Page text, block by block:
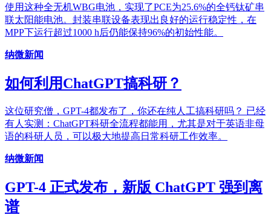
使用这种全无机WBG电池，实现了PCE为25.6%的全钙钛矿串
联太阳能电池。封装串联设备表现出良好的运行稳定性，在
MPP下运行超过1000 h后仍能保持96%的初始性能。
纳微新闻
如何利用ChatGPT搞科研？
这位研究僧，GPT-4都发布了，你还在纯人工搞科研吗？ 已经
有人实测：ChatGPT科研全流程都能用，尤其是对于英语非母
语的科研人员，可以极大地提高日常科研工作效率。
纳微新闻
GPT-4 正式发布，新版 ChatGPT 强到离
谱